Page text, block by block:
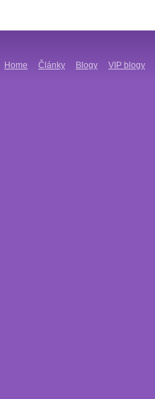
Home Články Blogy VIP blogy